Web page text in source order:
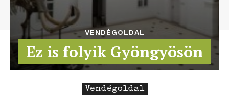
VENDÉGOLDAL
Ez is folyik Gyöngyösön
Vendégoldal